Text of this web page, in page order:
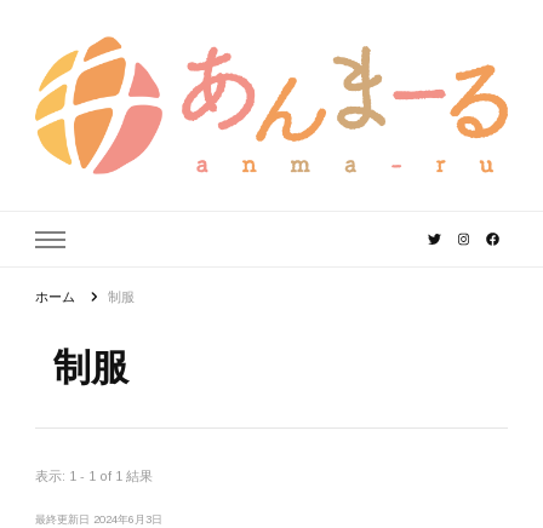
ホーム 制服
制服
表示: 1 - 1 of 1 結果
最終更新日 2024年6月3日